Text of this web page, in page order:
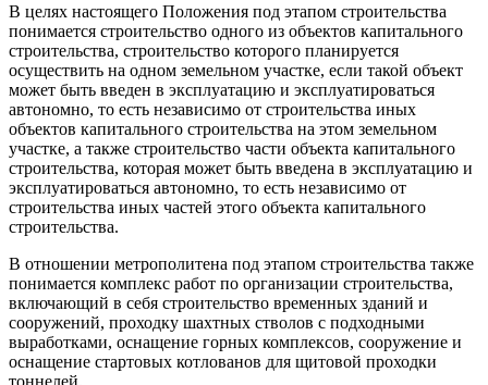
В целях настоящего Положения под этапом строительства
понимается строительство одного из объектов капитального
строительства, строительство которого планируется
осуществить на одном земельном участке, если такой объект
может быть введен в эксплуатацию и эксплуатироваться
автономно, то есть независимо от строительства иных
объектов капитального строительства на этом земельном
участке, а также строительство части объекта капитального
строительства, которая может быть введена в эксплуатацию и
эксплуатироваться автономно, то есть независимо от
строительства иных частей этого объекта капитального
строительства.
В отношении метрополитена под этапом строительства также
понимается комплекс работ по организации строительства,
включающий в себя строительство временных зданий и
сооружений, проходку шахтных стволов с подходными
выработками, оснащение горных комплексов, сооружение и
оснащение стартовых котлованов для щитовой проходки
тоннелей.